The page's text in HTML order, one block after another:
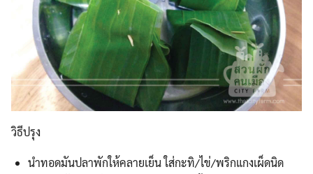
วิธีปรุง
นำทอดมันปลาพักให้คลายเย็น ใส่กะทิ/ไข่/พริกแกงเผ็ดนิด